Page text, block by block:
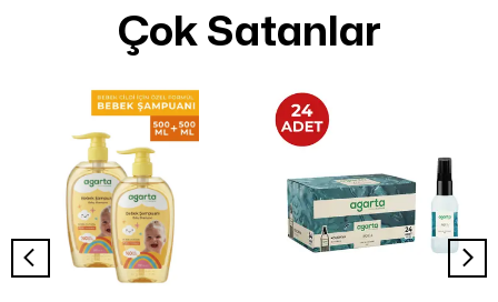
Çok Satanlar